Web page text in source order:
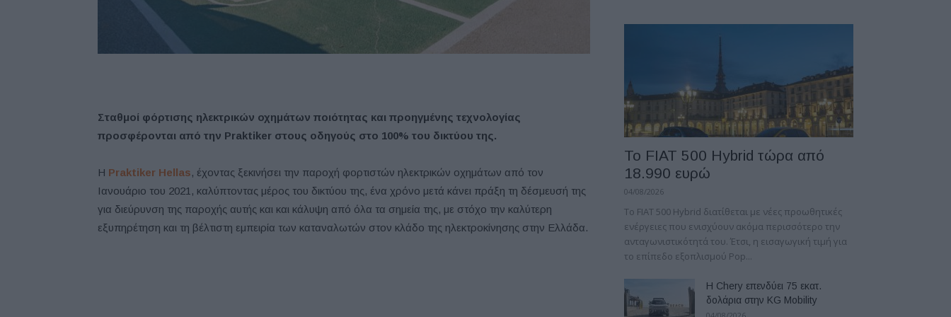
Σταθμοί φόρτισης ηλεκτρικών οχημάτων ποιότητας και προηγμένης τεχνολογίας
προσφέρονται από την Praktiker στους οδηγούς στο 100% του δικτύου της.
Η Praktiker Hellas, έχοντας ξεκινήσει την παροχή φορτιστών ηλεκτρικών οχημάτων από τον
Ιανουάριο του 2021, καλύπτοντας μέρος του δικτύου της, ένα χρόνο μετά κάνει πράξη τη δέσμευσή της
για διεύρυνση της παροχής αυτής και και κάλυψη από όλα τα σημεία της, με στόχο την καλύτερη
εξυπηρέτηση και τη βέλτιστη εμπειρία των καταναλωτών στον κλάδο της ηλεκτροκίνησης στην Ελλάδα.
Το FIAT 500 Hybrid τώρα από
18.990 ευρώ
04/08/2026
Το FIAT 500 Hybrid διατίθεται με νέες προωθητικές
ενέργειες που ενισχύουν ακόμα περισσότερο την
ανταγωνιστικότητά του. Έτσι, η εισαγωγική τιμή για
το επίπεδο εξοπλισμού Pop...
Η Chery επενδύει 75 εκατ.
δολάρια στην KG Mobility